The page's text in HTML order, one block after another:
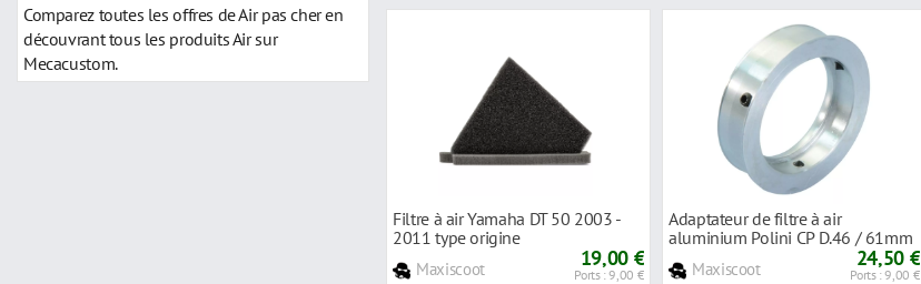
Comparez toutes les offres de Air pas cher en
découvrant tous les produits Air sur
Mecacustom.
Filtre à air Yamaha DT 50 2003 -
2011 type origine
Maxiscoot 19,00 €
Ports : 9,00 €
Adaptateur de filtre à air
aluminium Polini CP D.46 / 61mm
Maxiscoot 24,50 €
Ports : 9,00 €